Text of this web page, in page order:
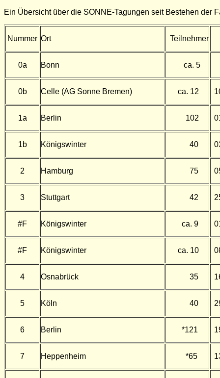
Ein Übersicht über die SONNE-Tagungen seit Bestehen der
Nummer Ort Teilnehmer
0a Bonn ca. 5
0b Celle (AG Sonne Bremen) ca. 12
1a Berlin 102
1b Königswinter 40
2 Hamburg 75
3 Stuttgart 42
#F Königswinter ca. 9
#F Königswinter ca. 10
4 Osnabrück 35
5 Köln 40
6 Berlin *121
7 Heppenheim *65